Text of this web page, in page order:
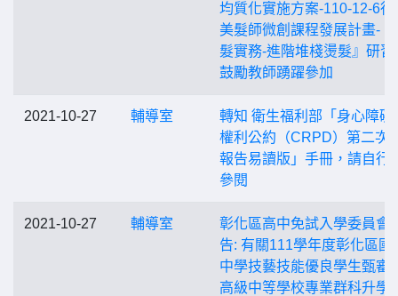
均質化實施方案-110-12-6行
美髮師微創課程發展計畫-『
髮實務-進階堆棧燙髮』研習
鼓勵教師踴躍參加
2021-10-27 輔導室
轉知 衛生福利部「身心障礙
權利公約（CRPD）第二次
報告易讀版」手冊，請自行
參閱
2021-10-27 輔導室
彰化區高中免試入學委員會
告: 有關111學年度彰化區國
中學技藝技能優良學生甄審
高級中等學校專業群科升學